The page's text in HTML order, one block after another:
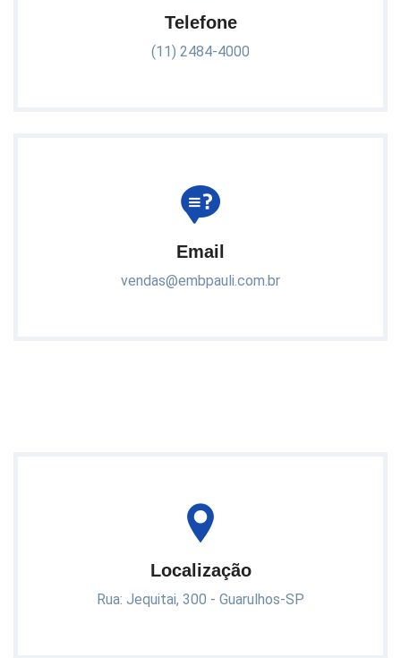
Telefone
(11) 2484-4000
Email
vendas@embpauli.com.br
Localização
Rua: Jequitai, 300 - Guarulhos-SP